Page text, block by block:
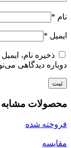
نام *
ایمیل *
ذخیره نام،
دوباره دیدگاهی
محصولات مشابه
فروخته شده
مقايسه